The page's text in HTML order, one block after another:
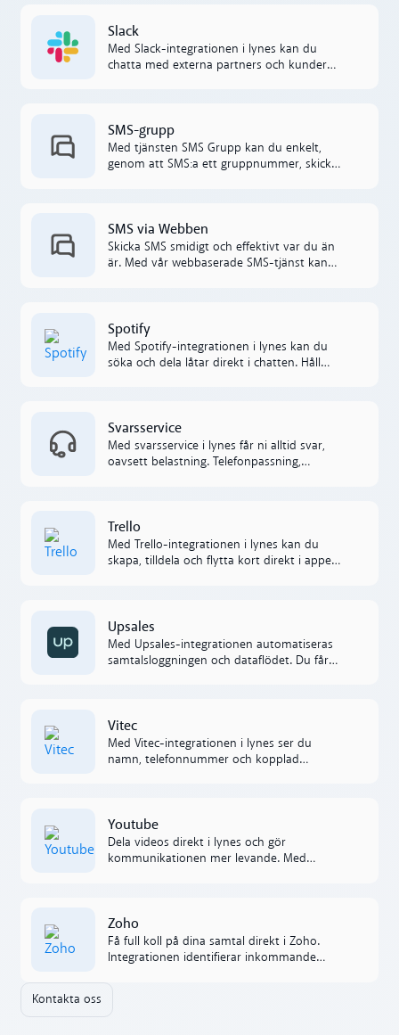
Slack
Med Slack-integrationen i lynes kan du
chatta med externa partners och kunder
SMS-grupp
Med tjänsten SMS Grupp kan du enkelt,
genom att SMS:a ett gruppnummer, skicka
SMS via Webben
Skicka SMS smidigt och effektivt var du än
är. Med vår webbaserade SMS-tjänst kan
Spotify
Med Spotify-integrationen i lynes kan du
söka och dela låtar direkt i chatten. Håll
Svarsservice
Med svarsservice i lynes får ni alltid svar,
oavsett belastning. Telefonpassning,
Trello
Med Trello-integrationen i lynes kan du
skapa, tilldela och flytta kort direkt i appen,
Upsales
Med Upsales-integrationen automatiseras
samtalsloggningen och dataflödet. Du får
Vitec
Med Vitec-integrationen i lynes ser du
namn, telefonnummer och kopplad
Youtube
Dela videos direkt i lynes och gör
kommunikationen mer levande. Med
Zoho
Få full koll på dina samtal direkt i Zoho.
Integrationen identifierar inkommande
data mellan Lynes och Zoho.
Kontakta oss